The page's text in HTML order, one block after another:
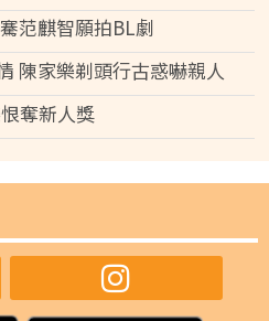
范麒智願拍BL劇
陳家樂剃頭行古惑嚇親人
奪新人獎